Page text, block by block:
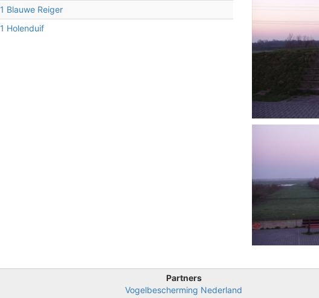
1 Blauwe Reiger
1 Holenduif
Partners
Vogelbescherming Nederland